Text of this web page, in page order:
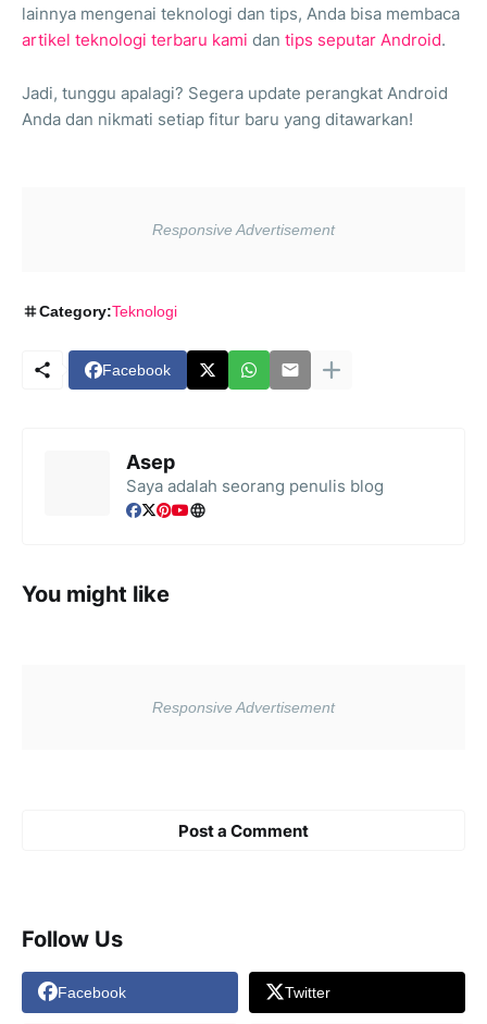
lainnya mengenai teknologi dan tips, Anda bisa membaca
artikel teknologi terbaru kami dan tips seputar Android.
Jadi, tunggu apalagi? Segera update perangkat Android
Anda dan nikmati setiap fitur baru yang ditawarkan!
Category:Teknologi
Facebook
Asep
Saya adalah seorang penulis blog
You might like
Post a Comment
Follow Us
Facebook Twitter